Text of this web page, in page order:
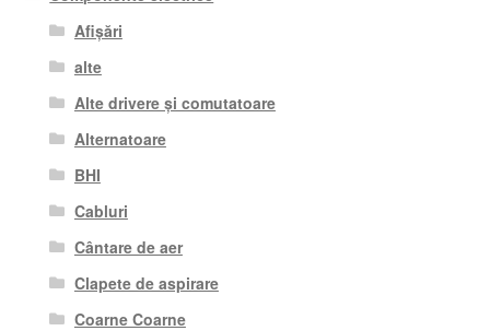
Afișări
alte
Alte drivere și comutatoare
Alternatoare
BHI
Cabluri
Cântare de aer
Clapete de aspirare
Coarne Coarne